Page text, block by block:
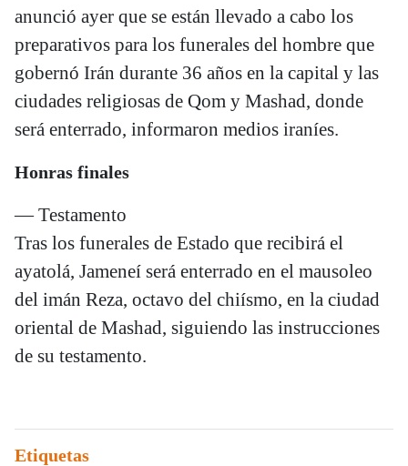
anunció ayer que se están llevado a cabo los
preparativos para los funerales del hombre que
gobernó Irán durante 36 años en la capital y las
ciudades religiosas de Qom y Mashad, donde
será enterrado, informaron medios iraníes.
Honras finales
— Testamento
Tras los funerales de Estado que recibirá el
ayatolá, Jameneí será enterrado en el mausoleo
del imán Reza, octavo del chiísmo, en la ciudad
oriental de Mashad, siguiendo las instrucciones
de su testamento.
Etiquetas